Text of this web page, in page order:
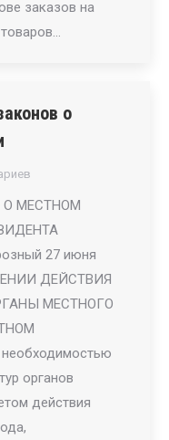
заказов на
о
О МЕСТНОМ
27 июня
ДЕЙСТВИЯ
МЕСТНОГО
органов
действия